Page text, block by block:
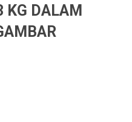
KG DALAM